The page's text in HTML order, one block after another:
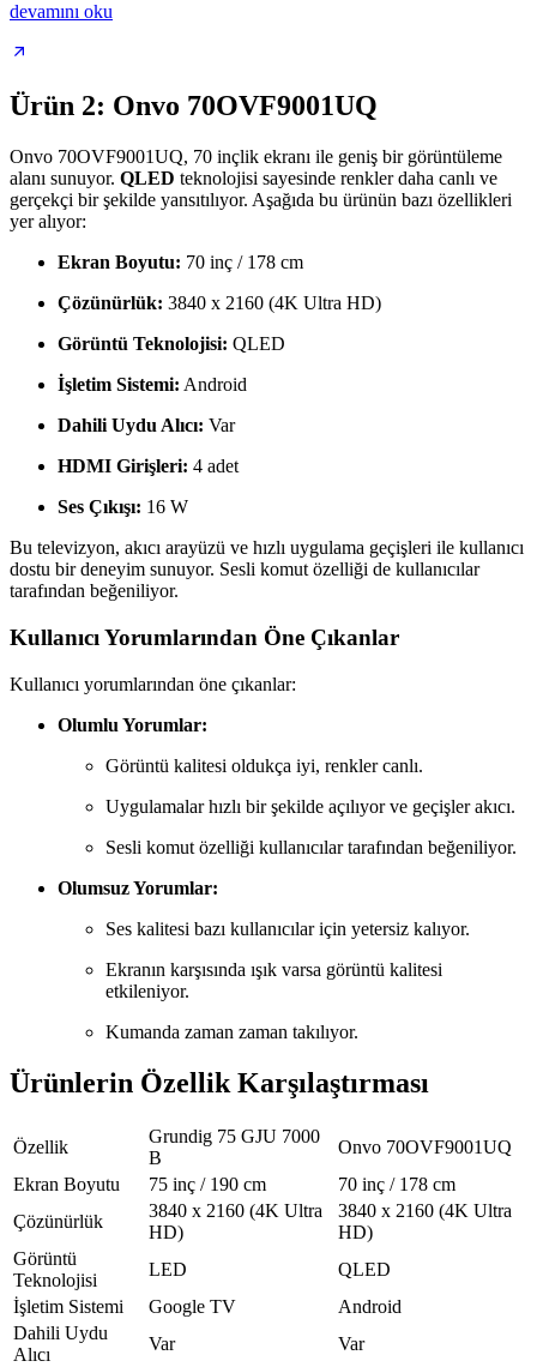
devamını oku
Ürün 2: Onvo 70OVF9001UQ
Onvo 70OVF9001UQ, 70 inçlik ekranı ile geniş bir görüntüleme
alanı sunuyor. QLED teknolojisi sayesinde renkler daha canlı ve
gerçekçi bir şekilde yansıtılıyor. Aşağıda bu ürünün bazı özellikleri
yer alıyor:
Ekran Boyutu: 70 inç / 178 cm
Çözünürlük: 3840 x 2160 (4K Ultra HD)
Görüntü Teknolojisi: QLED
İşletim Sistemi: Android
Dahili Uydu Alıcı: Var
HDMI Girişleri: 4 adet
Ses Çıkışı: 16 W
Bu televizyon, akıcı arayüzü ve hızlı uygulama geçişleri ile kullanıcı
dostu bir deneyim sunuyor. Sesli komut özelliği de kullanıcılar
tarafından beğeniliyor.
Kullanıcı Yorumlarından Öne Çıkanlar
Kullanıcı yorumlarından öne çıkanlar:
Olumlu Yorumlar:
Görüntü kalitesi oldukça iyi, renkler canlı.
Uygulamalar hızlı bir şekilde açılıyor ve geçişler akıcı.
Sesli komut özelliği kullanıcılar tarafından beğeniliyor.
Olumsuz Yorumlar:
Ses kalitesi bazı kullanıcılar için yetersiz kalıyor.
Ekranın karşısında ışık varsa görüntü kalitesi
etkileniyor.
Kumanda zaman zaman takılıyor.
Ürünlerin Özellik Karşılaştırması
Özellik
Grundig 75 GJU 7000
B
Onvo 70OVF9001UQ
Ekran Boyutu
75 inç / 190 cm
70 inç / 178 cm
Çözünürlük
3840 x 2160 (4K Ultra
HD)
3840 x 2160 (4K Ultra
HD)
Görüntü
Teknolojisi
LED
QLED
İşletim Sistemi
Google TV
Android
Dahili Uydu
Alıcı
Var
Var